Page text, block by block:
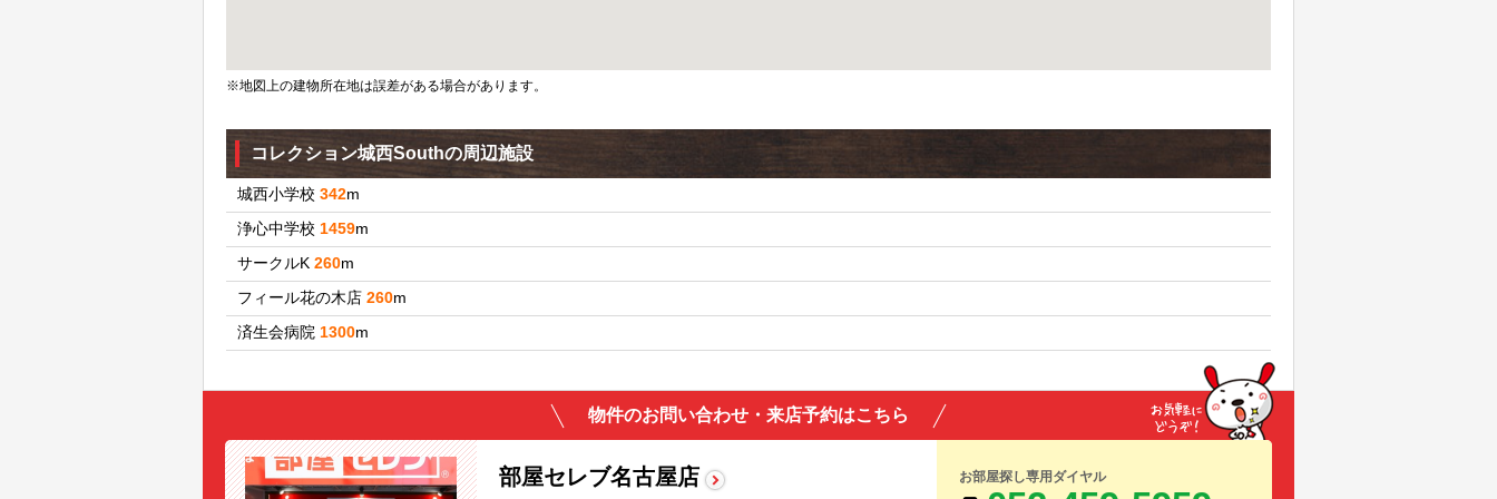
※地図上の建物所在地は誤差がある場合があります。
コレクション城西Southの周辺施設
城西小学校 342m
浄心中学校 1459m
サークルK 260m
フィール花の木店 260m
済生会病院 1300m
物件のお問い合わせ・来店予約はこちら
部屋セレブ名古屋店 お部屋探し専用ダイヤル